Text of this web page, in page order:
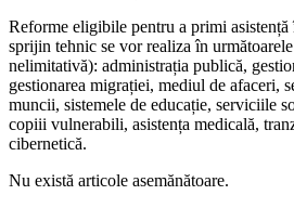
Reforme eligibile pentru a primi
sprijin tehnic se vor realiza în
nelimitativă): administrația publică,
gestionarea migrației, mediul de afaceri,
muncii, sistemele de educație, serviciile
copiii vulnerabili, asistența medicală,
cibernetică.
Nu există articole asemănătoare.